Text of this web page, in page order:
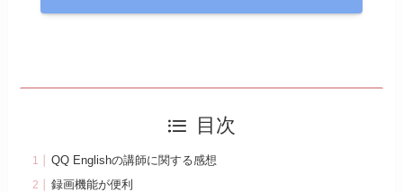
目次
QQ Englishの講師に関する感想
録画機能が便利